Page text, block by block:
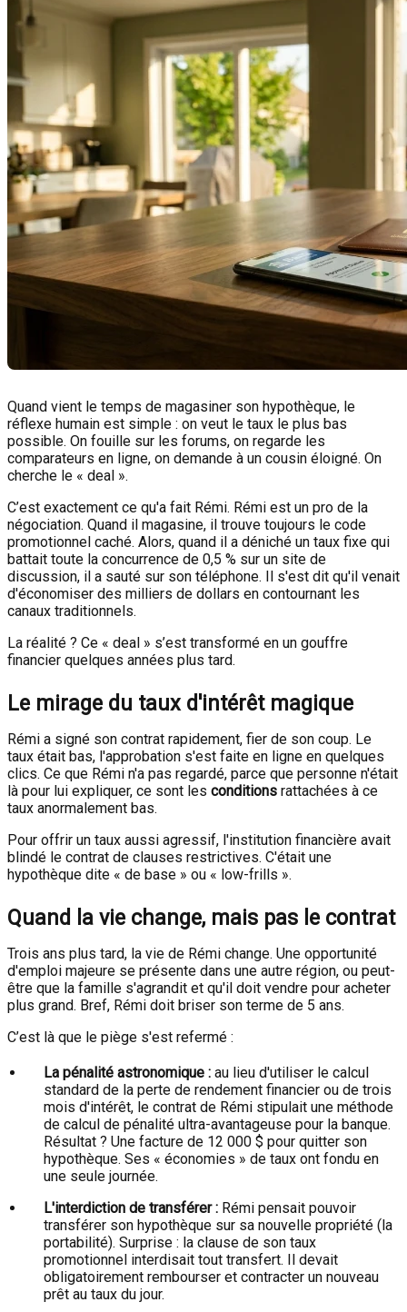
Quand vient le temps de magasiner son hypothèque, le
réflexe humain est simple : on veut le taux le plus bas
possible. On fouille sur les forums, on regarde les
comparateurs en ligne, on demande à un cousin éloigné. On
cherche le « deal ».
C’est exactement ce qu'a fait Rémi. Rémi est un pro de la
négociation. Quand il magasine, il trouve toujours le code
promotionnel caché. Alors, quand il a déniché un taux fixe qui
battait toute la concurrence de 0,5 % sur un site de
discussion, il a sauté sur son téléphone. Il s'est dit qu'il venait
d'économiser des milliers de dollars en contournant les
canaux traditionnels.
La réalité ? Ce « deal » s’est transformé en un gouffre
financier quelques années plus tard.
Le mirage du taux d'intérêt magique
Rémi a signé son contrat rapidement, fier de son coup. Le
taux était bas, l'approbation s'est faite en ligne en quelques
clics. Ce que Rémi n'a pas regardé, parce que personne n'était
là pour lui expliquer, ce sont les conditions rattachées à ce
taux anormalement bas.
Pour offrir un taux aussi agressif, l'institution financière avait
blindé le contrat de clauses restrictives. C'était une
hypothèque dite « de base » ou « low-frills ».
Quand la vie change, mais pas le contrat
Trois ans plus tard, la vie de Rémi change. Une opportunité
d'emploi majeure se présente dans une autre région, ou peut-
être que la famille s'agrandit et qu'il doit vendre pour acheter
plus grand. Bref, Rémi doit briser son terme de 5 ans.
C’est là que le piège s'est refermé :
La pénalité astronomique : au lieu d'utiliser le calcul
standard de la perte de rendement financier ou de trois
mois d'intérêt, le contrat de Rémi stipulait une méthode
de calcul de pénalité ultra-avantageuse pour la banque.
Résultat ? Une facture de 12 000 $ pour quitter son
hypothèque. Ses « économies » de taux ont fondu en
une seule journée.
L'interdiction de transférer : Rémi pensait pouvoir
transférer son hypothèque sur sa nouvelle propriété (la
portabilité). Surprise : la clause de son taux
promotionnel interdisait tout transfert. Il devait
obligatoirement rembourser et contracter un nouveau
prêt au taux du jour.